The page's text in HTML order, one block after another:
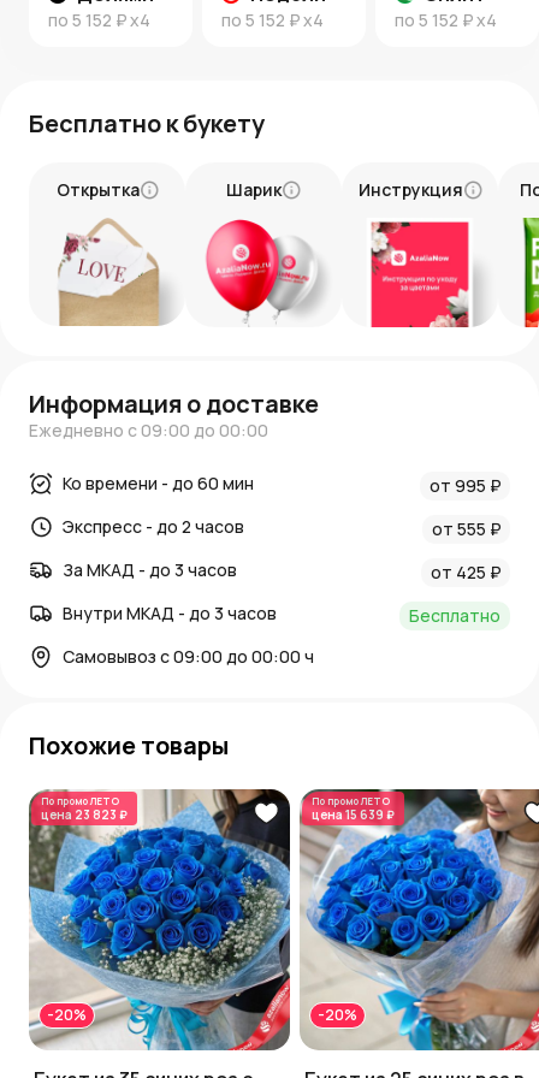
по 5 152 ₽x4 по 5 152 ₽x4 по 5 152 ₽x4
Бесплатно к букету
Открытка Шарик Инструкция
Информация о доставке
Ежедневно с 09:00 до 00:00
Ко времени - до 60 мин
от 995 ₽
Экспресс - до 2 часов
от 555 ₽
За МКАД - до 3 часов
от 425 ₽
Внутри МКАД - до 3 часов
Бесплатно
Самовывоз с 09:00 до 00:00 ч
Похожие товары
По промоЛЕТО
цена 23 823 ₽
-20%
По промоЛЕТО
цена15 639 ₽
-20%